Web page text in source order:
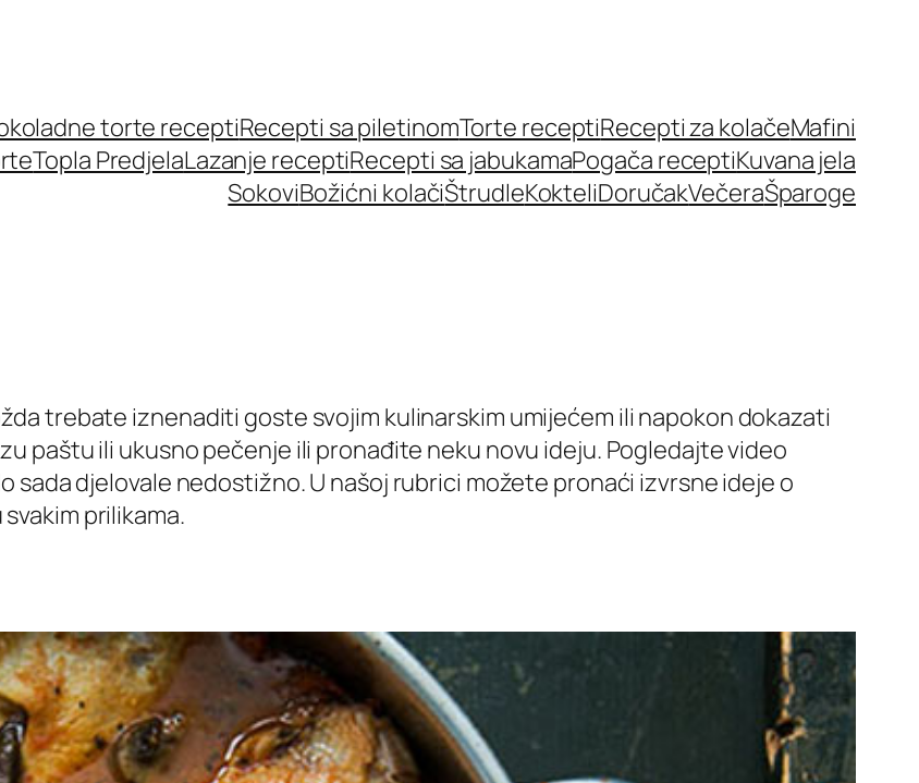
torte receptiRecepti sa piletinomTorte receptiRecepti za kolačeMafini
Topla PredjelaLazanje receptiRecepti sa jabukamaPogača receptiKuvana jela
SokoviBožićni kolačiŠtrudleKokteliDoručakVečeraŠparoge
trebate iznenaditi goste svojim kulinarskim umijećem ili napokon dokazati
paštu ili ukusno pečenje ili pronađite neku novu ideju. Pogledajte video
sada djelovale nedostižno. U našoj rubrici možete pronaći izvrsne ideje o
prilikama.